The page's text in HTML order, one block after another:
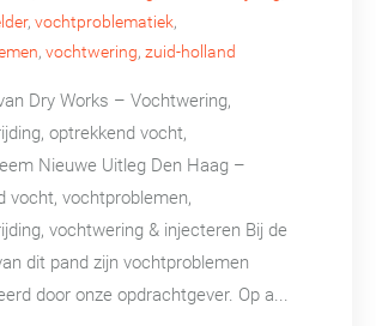
, vochtproblematiek,
, vochtwering, zuid-holland
Dry Works – Vochtwering,
optrekkend vocht,
Nieuwe Uitleg Den Haag –
vocht, vochtproblemen,
vochtwering & injecteren Bij de
dit pand zijn vochtproblemen
door onze opdrachtgever. Op a...